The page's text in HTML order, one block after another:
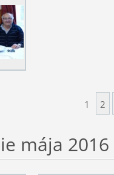
1 2
mája 2016